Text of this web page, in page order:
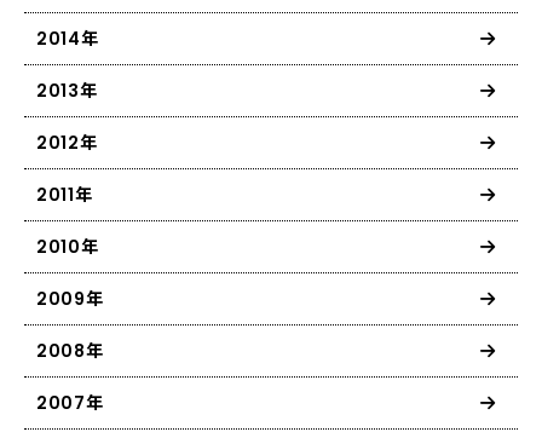
2014年
2013年
2012年
2011年
2010年
2009年
2008年
2007年